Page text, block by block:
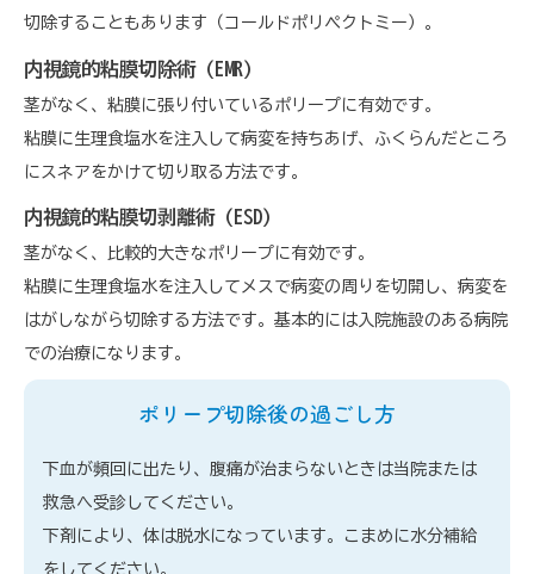
切除することもあります（コールドポリペクトミー）。
内視鏡的粘膜切除術（EMR）
茎がなく、粘膜に張り付いているポリープに有効です。
粘膜に生理食塩水を注入して病変を持ちあげ、ふくらんだところ
にスネアをかけて切り取る方法です。
内視鏡的粘膜切剥離術（ESD）
茎がなく、比較的大きなポリープに有効です。
粘膜に生理食塩水を注入してメスで病変の周りを切開し、病変を
はがしながら切除する方法です。基本的には入院施設のある病院
での治療になります。
ポリープ切除後の過ごし方
下血が頻回に出たり、腹痛が治まらないときは当院または
救急へ受診してください。
下剤により、体は脱水になっています。こまめに水分補給
をしてください。